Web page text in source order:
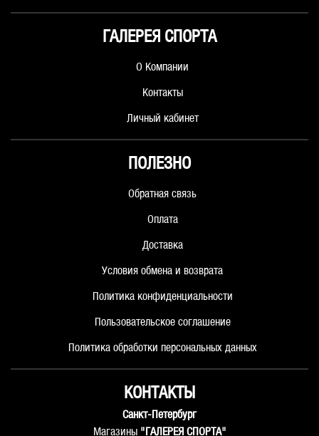
ГАЛЕРЕЯ СПОРТА
О Компании
Контакты
Личный кабинет
ПОЛЕЗНО
Обратная связь
Оплата
Доставка
Условия обмена и возврата
Политика конфиденциальности
Пользовательское соглашение
Политика обработки персональных данных
КОНТАКТЫ
Санкт-Петербург
Магазины "ГАЛЕРЕЯ СПОРТА"